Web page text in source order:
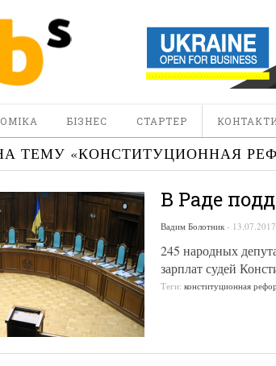
БІЗНЕС СТАРТЕР
ТЕМУ «КОНСТИТУЦИОННАЯ
В Раде
Вадим Болотник -
245 народных
зарплат судей
Теги: конституционная